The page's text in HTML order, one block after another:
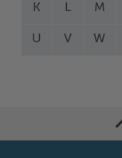
K L M
U V W